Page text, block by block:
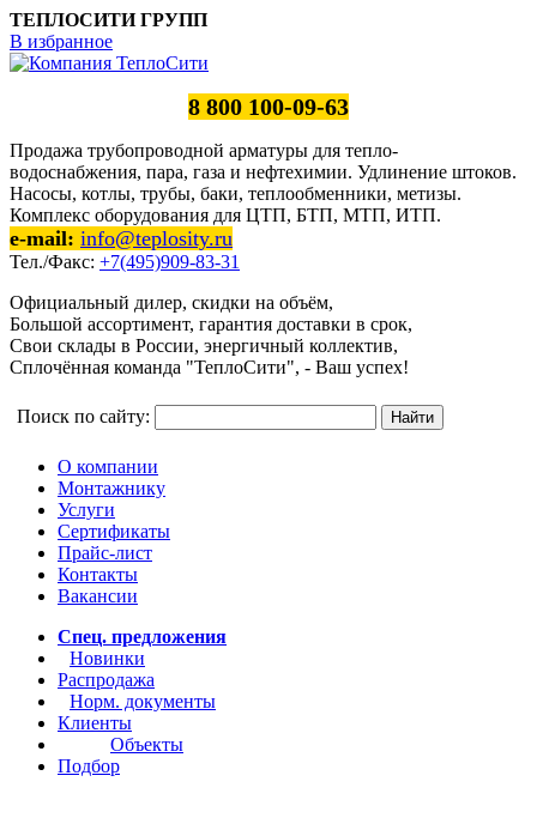
ТЕПЛОСИТИ ГРУПП
В избранное
8 800 100-09-63
Продажа трубопроводной арматуры для тепло-
водоснабжения, пара, газа и нефтехимии. Удлинение штоков.
Насосы, котлы, трубы, баки, теплообменники, метизы.
Комплекс оборудования для ЦТП, БТП, МТП, ИТП.
e-mail: info@teplosity.ru
Тел./Факс: +7(495)909-83-31
Официальный дилер, скидки на объём,
Большой ассортимент, гарантия доставки в срок,
Свои склады в России, энергичный коллектив,
Сплочённая команда "ТеплоСити", - Ваш успех!
Поиск по сайту:
О компании
Монтажнику
Услуги
Сертификаты
Прайс-лист
Контакты
Вакансии
Спец. предложения
Новинки
Распродажа
Норм. документы
Клиенты
Объекты
Подбор